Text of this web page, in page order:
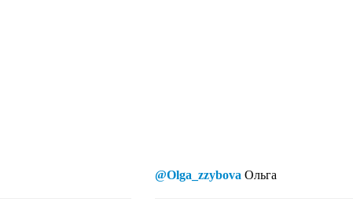
@Olga_zzybova Ольга